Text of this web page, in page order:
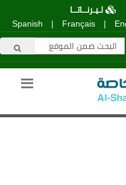
لـيـرنــاتــا
|
Français
|
Spanish